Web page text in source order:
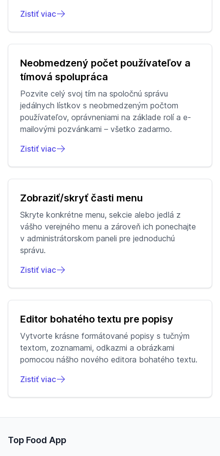
Zistiť viac
Neobmedzený počet používateľov a
tímová spolupráca
Pozvite celý svoj tím na spoločnú správu
jedálnych lístkov s neobmedzeným počtom
používateľov, oprávneniami na základe rolí a e-
mailovými pozvánkami – všetko zadarmo.
Zistiť viac
Zobraziť/skryť časti menu
Skryte konkrétne menu, sekcie alebo jedlá z
vášho verejného menu a zároveň ich ponechajte
v administrátorskom paneli pre jednoduchú
správu.
Zistiť viac
Editor bohatého textu pre popisy
Vytvorte krásne formátované popisy s tučným
textom, zoznamami, odkazmi a obrázkami
pomocou nášho nového editora bohatého textu.
Zistiť viac
Top Food App